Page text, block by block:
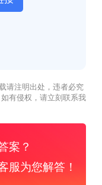
请注明出处，违者必究
有侵权，请立刻联系我
案？
服为您解答！